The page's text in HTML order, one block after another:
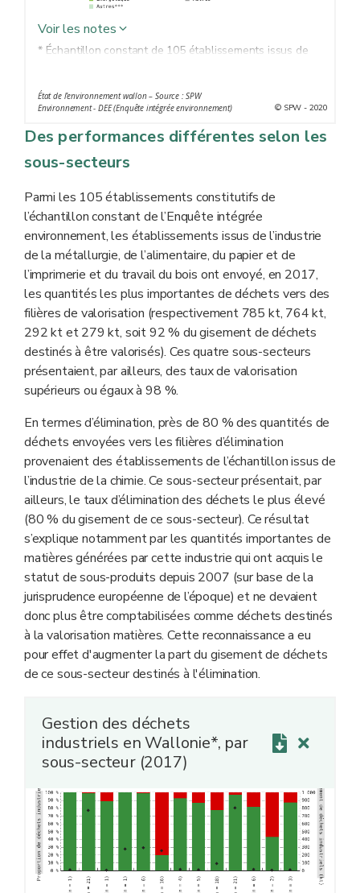
Voir les notes
* Échantillon constant de 105 établissements issus de
d’énergie en Wallonie. Échantillon non représentatif de
l’industrie wallonne
** Valorisation minérale, organique…
*** Utilisation de déchets résiduels obtenus à partir
d'une opération de valorisation (codes de traitements
**** Traitements physico-chimiques, biologiques…
État de l’environnement wallon – Source : SPW
Environnement - DEE (Enquête intégrée environnement)
© SPW - 2020
Des performances différentes selon les
sous-secteurs
Parmi les 105 établissements constitutifs de
l’échantillon constant de l’Enquête intégrée
environnement, les établissements issus de l’industrie
de la métallurgie, de l’alimentaire, du papier et de
l’imprimerie et du travail du bois ont envoyé, en 2017,
les quantités les plus importantes de déchets vers des
filières de valorisation (respectivement 785 kt, 764 kt,
292 kt et 279 kt, soit 92 % du gisement de déchets
destinés à être valorisés). Ces quatre sous-secteurs
présentaient, par ailleurs, des taux de valorisation
supérieurs ou égaux à 98 %.
En termes d’élimination, près de 80 % des quantités de
déchets envoyées vers les filières d’élimination
provenaient des établissements de l’échantillon issus de
l’industrie de la chimie. Ce sous-secteur présentait, par
ailleurs, le taux d’élimination des déchets le plus élevé
(80 % du gisement de ce sous-secteur). Ce résultat
s’explique notamment par les quantités importantes de
matières générées par cette industrie qui ont acquis le
statut de sous-produits depuis 2007 (sur base de la
jurisprudence européenne de l’époque) et ne devaient
donc plus être comptabilisées comme déchets destinés
à la valorisation matières. Cette reconnaissance a eu
pour effet d'augmenter la part du gisement de déchets
de ce sous-secteur destinés à l'élimination.
Gestion des déchets
industriels en Wallonie*, par
sous-secteur (2017)